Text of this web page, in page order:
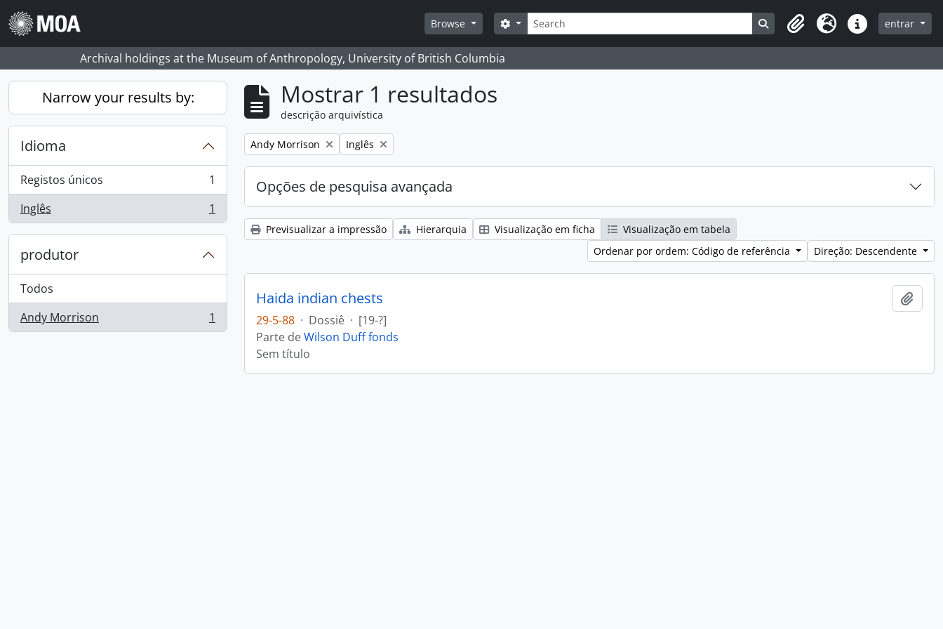
Skip to main content
Browse
Pesquisar
Search options Search in browse page
Clipboard
Idioma Ligações rápidas
entrar
Archival holdings at the Museum of Anthropology, University of British Columbia
Narrow your results by:
Idioma
Registos únicos
, 1 resultados
1
Inglês
, 1 resultados 1
produtor
Todos
Andy Morrison
, 1 resultados 1
Mostrar 1 resultados
descrição arquivística
Remove filter:
Andy Morrison Remove filter:
Inglês
Opções de pesquisa avançada
Previsualizar a impressão Hierarquia Visualização em ficha
Visualização em tabela
Ordenar por ordem: Código de referência
Direção: Descendente
Haida indian chests
29-5-88 · Dossiê · [19-?]
Parte deWilson Duff fonds
Sem título